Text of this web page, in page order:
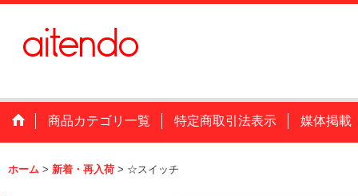
商品カテゴリ一覧 特定商取引法表示 媒体掲載
ホーム > 新着・再入荷 > ☆スイッチ